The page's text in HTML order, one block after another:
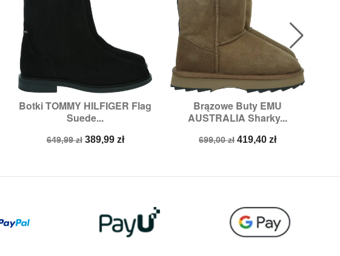
Botki TOMMY HILFIGER Flag
Suede...
Cena
649,99 zł Cena
389,99 zł
Szybki podgląd
Rozmiary:38,39,
Brązowe Buty EMU
AUSTRALIA Sharky...
Cena
699,00 zł Cena
419,40 zł
Szybki podgląd
Rozmiary:37